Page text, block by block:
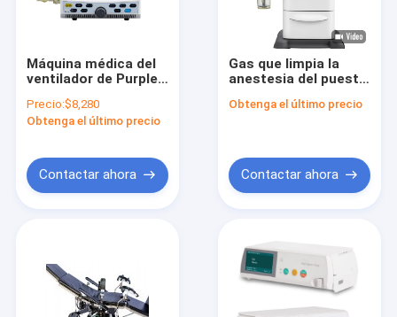
Máquina médica del
ventilador de Purple
niños
Precio:$8,280
Obtenga el último precio
Contactar ahora
Gas que limpia la
anestesia del puesto
sistema, AGSS, 6
Obtenga el último precio
Contactar ahora